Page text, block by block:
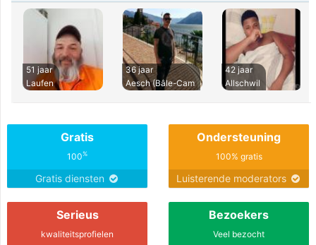
51 jaar
Laufen
36 jaar
Aesch (Bâle-Cam
42 jaar
Allschwil
Gratis
100%
Gratis diensten
Ondersteuning
100% gratis
Luisterende moderators
Serieus
kwaliteitsprofielen
Bezoekers
Veel bezocht